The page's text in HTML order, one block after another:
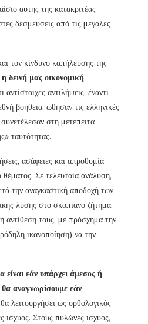
αυτής της κατακριτέας
δεσμεύσεις από τις μεγάλες
τον κίνδυνο καπήλευσης της
δεινή μας οικονομική
αντιλήψεις, έναντι
βοήθεια, ώθησαν τις ελληνικές
στη μετέπειτα
ταυτότητας.
ασάφειες και απροθυμία
Σε τελευταία ανάλυση,
την αναγκαστική αποδοχή των
λύσης στο σκοπιανό ζήτημα.
αντίθεση τους, με πρόσχημα την
ικανοποίηση) να την
εάν υπάρχει άμεσος ή
αναγνωρίσουμε εάν
λειτουργήσει ως ορθολογικός
ισχύος. Στους πυλώνες ισχύος,